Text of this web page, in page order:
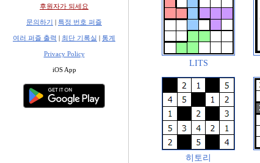
후원자가 되세요
문의하기 | 특정 번호 퍼즐
여러 퍼즐 출력 | 최단 기록실 | 통계
Privacy Policy
iOS App
LITS
히토리